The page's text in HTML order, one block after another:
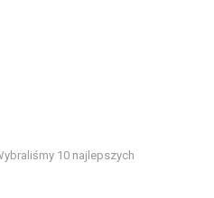
10 najlepszych